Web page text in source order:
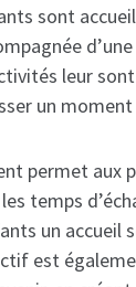
sont
leur
un
permet aux
temps
un accueil
est